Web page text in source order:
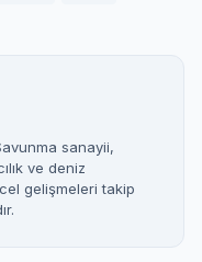
sanayii,
ve deniz
gelişmeleri takip